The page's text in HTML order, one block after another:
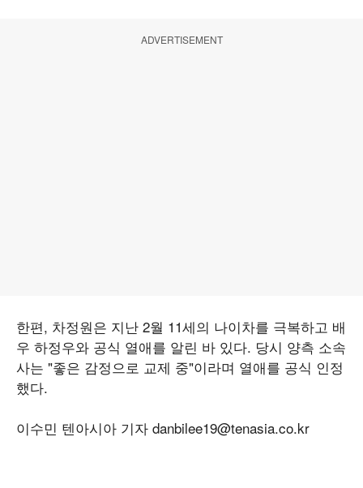
ADVERTISEMENT
한편, 차정원은 지난 2월 11세의 나이차를 극복하고 배
우 하정우와 공식 열애를 알린 바 있다. 당시 양측 소속
사는 "좋은 감정으로 교제 중"이라며 열애를 공식 인정
했다.
이수민 텐아시아 기자 danbilee19@tenasia.co.kr